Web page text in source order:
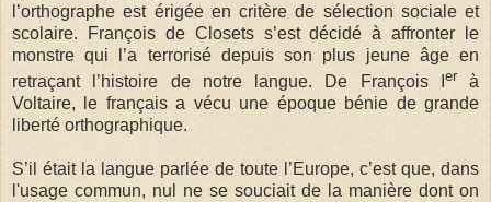
l’orthographe est érigée en critère de sélection sociale et
scolaire. François de Closets s’est décidé à affronter le
monstre qui l’a terrorisé depuis son plus jeune âge en
retraçant l’histoire de notre langue. De François I er à
Voltaire, le français a vécu une époque bénie de grande
liberté orthographique.
S’il était la langue parlée de toute l’Europe, c’est que, dans
l'usage commun, nul ne se souciait de la manière dont on